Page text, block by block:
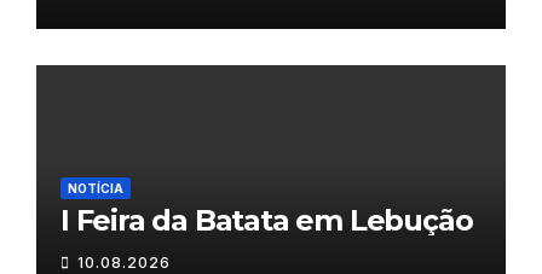
NOTÍCIA
I Feira da Batata em Lebução
10.08.2026